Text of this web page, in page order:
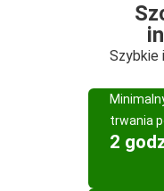
Szybkie
trwania
2